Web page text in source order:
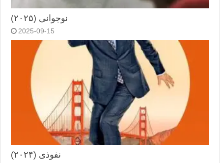
نوجوانی (۲۰۲۵)
2025-09-15
نفوذی (۲۰۲۴)